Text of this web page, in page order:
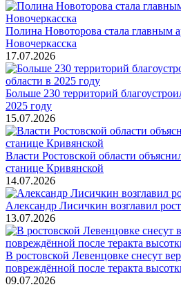
Полина Новоторова стала главным
Новочеркасска
17.07.2026
Больше 230 территорий
2025 году
15.07.2026
Власти Ростовской области
станице Кривянской
14.07.2026
Александр Лисичкин возглавил
13.07.2026
В ростовской Левенцовке снесут
повреждённой после теракта
09.07.2026